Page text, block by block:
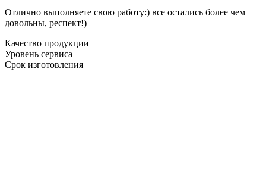
Отлично выполняете свою работу:) все остались более чем
довольны, респект!)
Качество продукции
Уровень сервиса
Срок изготовления